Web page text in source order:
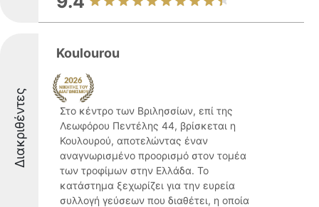
Διακριθέντες
Koulourou
Στο κέντρο των Βριλησσίων, επί της
Λεωφόρου Πεντέλης 44, βρίσκεται η
Κουλουρού, αποτελώντας έναν
αναγνωρισμένο προορισμό στον τομέα
των τροφίμων στην Ελλάδα. Το
κατάστημα ξεχωρίζει για την ευρεία
συλλογή γεύσεων που διαθέτει, η οποία